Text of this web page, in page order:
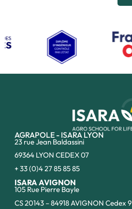
AGRAPOLE - ISARA LYON
23 rue Jean Baldassini
69364 LYON CEDEX 07
+ 33 (0)4 27 85 85 85
ISARA AVIGNON
105 Rue Pierre Bayle
CS 20143 – 84918 AVIGNON Cedex 9